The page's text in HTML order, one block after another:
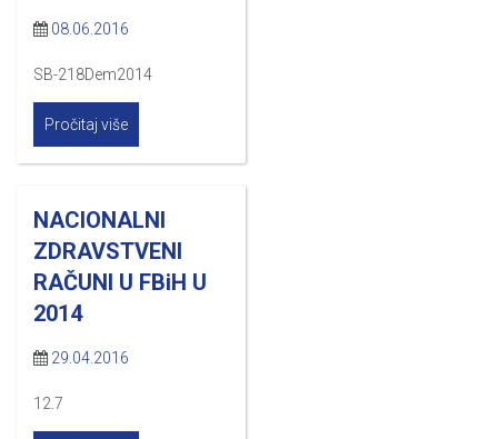
08.06.2016
SB-218Dem2014
Pročitaj više
NACIONALNI
ZDRAVSTVENI
RAČUNI U FBiH U
2014
29.04.2016
12.7